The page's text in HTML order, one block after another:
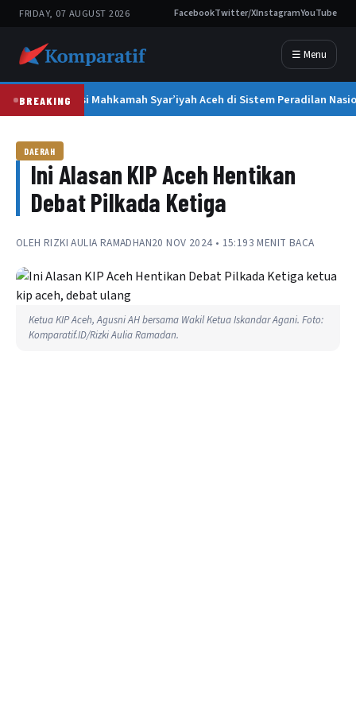
FRIDAY, 07 AUGUST 2026 FacebookTwitter/XInstagramYouTube
☰ Menu
BREAKING
Kupas Posisi Mahkamah Syar’iyah Aceh di Sistem Peradilan
DAERAH
Ini Alasan KIP Aceh Hentikan
Debat Pilkada Ketiga
OLEH RIZKI AULIA RAMADHAN20 NOV 2024 • 15:193 MENIT BACA
Ketua KIP Aceh, Agusni AH bersama Wakil Ketua Iskandar Agani. Foto:
Komparatif.ID/Rizki Aulia Ramadan.